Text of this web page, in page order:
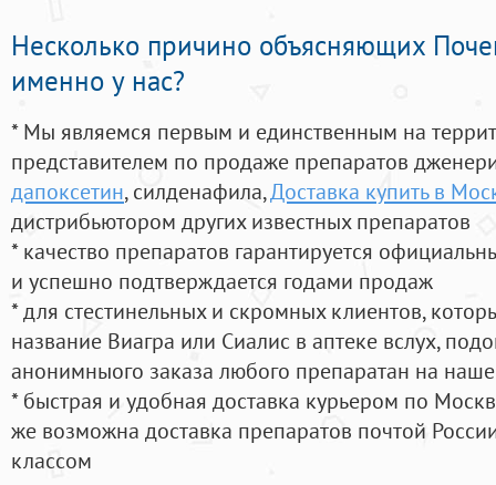
Несколько причино объясняющих
именно у нас?
* Мы являемся первым и единственным на
представителем по продаже препаратов
дапоксетин, силденафила,Доставка купить в
дистрибьютором других известных препаратов
* качество препаратов гарантируется
и успешно подтверждается годами продаж
* для стестинельных и скромных клиентов,
название Виагра или Сиалис в аптеке вслух,
анонимныого заказа любого препаратан на
* быстрая и удобная доставка курьером по
же возможна доставка препаратов почтой
классом